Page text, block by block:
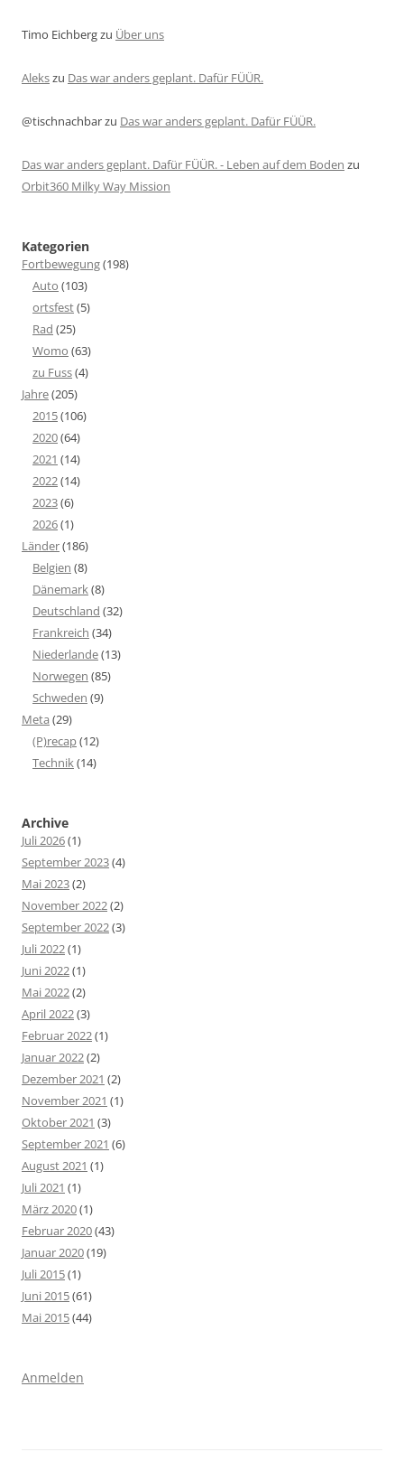
Timo Eichbergzu Über uns
Alekszu Das war anders geplant. Dafür FÜÜR.
@tischnachbarzu Das war anders geplant. Dafür FÜÜR.
Das war anders geplant. Dafür FÜÜR. - Leben auf dem Boden zu
Orbit360 Milky Way Mission
Kategorien
Fortbewegung(198)
Auto (103)
ortsfest(5)
Rad (25)
Womo (63)
zu Fuss(4)
Jahre(205)
2015(106)
2020(64)
2021 (14)
2022(14)
2023(6)
2026(1)
Länder(186)
Belgien (8)
Dänemark(8)
Deutschland (32)
Frankreich (34)
Niederlande(13)
Norwegen (85)
Schweden (9)
Meta (29)
(P)recap(12)
Technik(14)
Archive
Juli 2026(1)
September 2023(4)
Mai 2023(2)
November 2022(2)
September 2022(3)
Juli 2022(1)
Juni 2022(1)
Mai 2022(2)
April 2022(3)
Februar 2022(1)
Januar 2022(2)
Dezember 2021 (2)
November 2021 (1)
Oktober 2021 (3)
September 2021 (6)
August 2021 (1)
Juli 2021 (1)
März 2020(1)
Februar 2020(43)
Januar 2020(19)
Juli 2015(1)
Juni 2015(61)
Mai 2015(44)
Anmelden